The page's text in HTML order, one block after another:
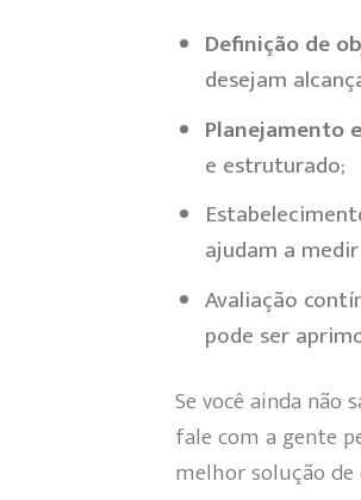
Definição de
desejam
Planejamento
e estruturado;
ajudam a
Avaliação
pode ser
Se você ainda não
fale com a gente
melhor solução de